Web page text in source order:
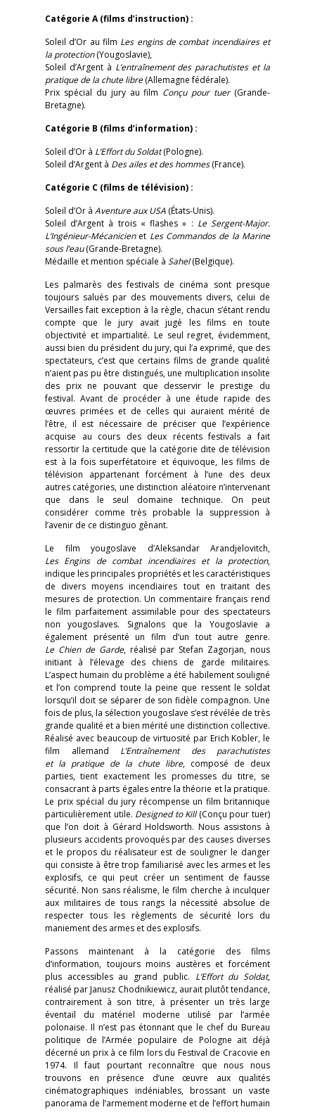
Catégorie A (films d’instruction) :
Soleil d’Or au film Les engins de combat incendiaires et
la protection(Yougoslavie),
Soleil d’Argent à L’entraînement des parachutistes et la
pratique de la chute libre(Allemagne fédérale).
Prix spécial du jury au film Conçu pour tuer (Grande-
Bretagne).
Catégorie B (films d’information) :
Soleil d’Or à L’Effort du Soldat(Pologne).
Soleil d’Argent à Des ailes et des hommes(France).
Catégorie C (films de télévision) :
Soleil d’Or à Aventure aux USA (États-Unis).
Soleil d’Argent à trois « flashes » : Le Sergent-Major.
L’Ingénieur-Mécanicien et Les Commandos de la Marine
sous l’eau(Grande-Bretagne).
Médaille et mention spéciale à Sahel(Belgique).
Les palmarès des festivals de cinéma sont presque
toujours salués par des mouvements divers, celui de
Versailles fait exception à la règle, chacun s’étant rendu
compte que le jury avait jugé les films en toute
objectivité et impartialité. Le seul regret, évidemment,
aussi bien du président du jury, qui l’a exprimé, que des
spectateurs, c’est que certains films de grande qualité
n’aient pas pu être distingués, une multiplication insolite
des prix ne pouvant que desservir le prestige du
festival. Avant de procéder à une étude rapide des
œuvres primées et de celles qui auraient mérité de
l’être, il est nécessaire de préciser que l’expérience
acquise au cours des deux récents festivals a fait
ressortir la certitude que la catégorie dite de télévision
est à la fois superfétatoire et équivoque, les films de
télévision appartenant forcément à l’une des deux
autres catégories, une distinction aléatoire n’intervenant
que dans le seul domaine technique. On peut
considérer comme très probable la suppression à
l’avenir de ce distinguo gênant.
Le film yougoslave d’Aleksandar Arandjelovitch,
Les Engins de combat incendiaires et la protection,
indique les principales propriétés et les caractéristiques
de divers moyens incendiaires tout en traitant des
mesures de protection. Un commentaire français rend
le film parfaitement assimilable pour des spectateurs
non yougoslaves. Signalons que la Yougoslavie a
également présenté un film d’un tout autre genre.
Le Chien de Garde, réalisé par Stefan Zagorjan, nous
initiant à l’élevage des chiens de garde militaires.
L’aspect humain du problème a été habilement souligné
et l’on comprend toute la peine que ressent le soldat
lorsqu’il doit se séparer de son fidèle compagnon. Une
fois de plus, la sélection yougoslave s’est révélée de très
grande qualité et a bien mérité une distinction collective.
Réalisé avec beaucoup de virtuosité par Erich Kobler, le
film allemand L’Entraînement des parachutistes
et la pratique de la chute libre, composé de deux
parties, tient exactement les promesses du titre, se
consacrant à parts égales entre la théorie et la pratique.
Le prix spécial du jury récompense un film britannique
particulièrement utile. Designed to Kill(Conçu pour tuer)
que l’on doit à Gérard Holdsworth. Nous assistons à
plusieurs accidents provoqués par des causes diverses
et le propos du réalisateur est de souligner le danger
qui consiste à être trop familiarisé avec les armes et les
explosifs, ce qui peut créer un sentiment de fausse
sécurité. Non sans réalisme, le film cherche à inculquer
aux militaires de tous rangs la nécessité absolue de
respecter tous les règlements de sécurité lors du
maniement des armes et des explosifs.
Passons maintenant à la catégorie des films
d’information, toujours moins austères et forcément
plus accessibles au grand public. L’Effort du Soldat,
réalisé par Janusz Chodnikiewicz, aurait plutôt tendance,
contrairement à son titre, à présenter un très large
éventail du matériel moderne utilisé par l’armée
polonaise. Il n’est pas étonnant que le chef du Bureau
politique de l’Armée populaire de Pologne ait déjà
décerné un prix à ce film lors du Festival de Cracovie en
1974. Il faut pourtant reconnaître que nous nous
trouvons en présence d’une œuvre aux qualités
cinématographiques indéniables, brossant un vaste
panorama de l’armement moderne et de l’effort humain